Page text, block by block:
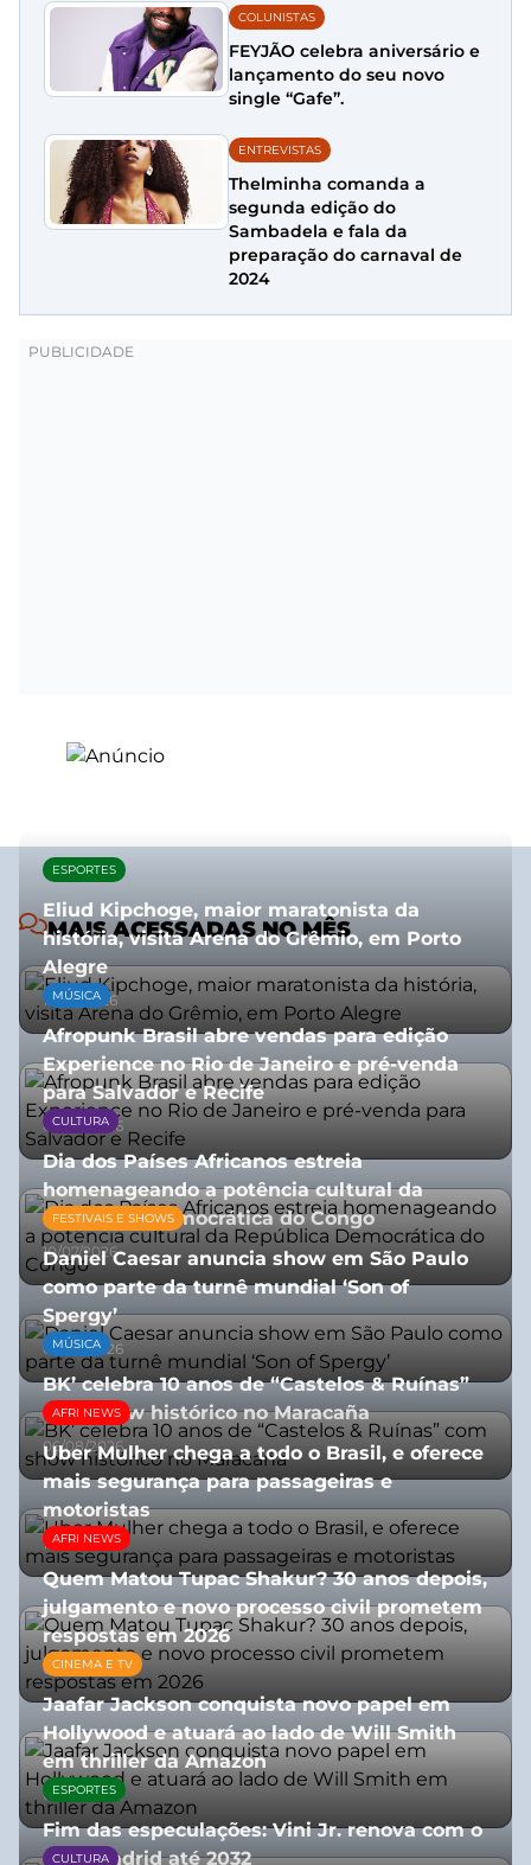
COLUNISTAS
FEYJÃO celebra aniversário e
lançamento do seu novo
single “Gafe”.
ENTREVISTAS
Thelminha comanda a
segunda edição do
Sambadela e fala da
preparação do carnaval de
2024
MAIS ACESSADAS NO MÊS
ESPORTES
Eliud Kipchoge, maior maratonista da
história, visita Arena do Grêmio, em Porto
Alegre
10/07/2026
MÚSICA
Afropunk Brasil abre vendas para edição
Experience no Rio de Janeiro e pré-venda
para Salvador e Recife
03/08/2026
CULTURA
Dia dos Países Africanos estreia
homenageando a potência cultural da
República Democrática do Congo
10/07/2026
FESTIVAIS E SHOWS
Daniel Caesar anuncia show em São Paulo
como parte da turnê mundial ‘Son of
Spergy’
05/08/2026
MÚSICA
BK’ celebra 10 anos de “Castelos & Ruínas”
com show histórico no Maracaña
06/08/2026
AFRI NEWS
Uber Mulher chega a todo o Brasil, e oferece
mais segurança para passageiras e
motoristas
10/07/2026
AFRI NEWS
Quem Matou Tupac Shakur? 30 anos depois,
julgamento e novo processo civil prometem
respostas em 2026
05/08/2026
CINEMA E TV
Jaafar Jackson conquista novo papel em
Hollywood e atuará ao lado de Will Smith
em thriller da Amazon
06/08/2026
ESPORTES
Fim das especulações: Vini Jr. renova com o
Real Madrid até 2032
CULTURA